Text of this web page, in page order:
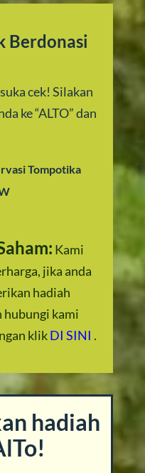
Berdonasi
cek! Silakan
ke “ALTO” dan
Tompotika
Kami
jika anda
hadiah
hubungi kami
klikDI SINI .
hadiah